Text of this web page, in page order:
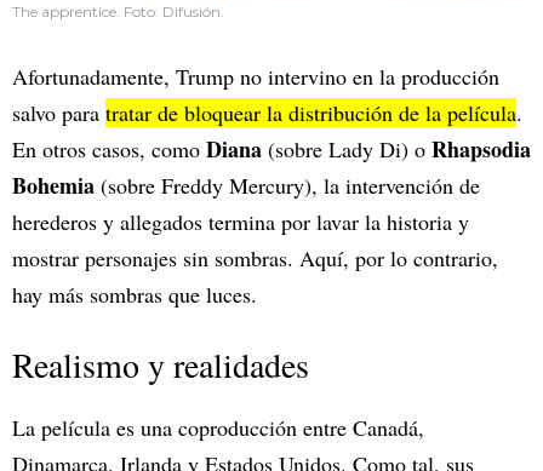
The apprentice. Foto: Difusión.
Afortunadamente, Trump no intervino en la producción
salvo para tratar de bloquear la distribución de la película.
En otros casos, como Diana (sobre Lady Di) o Rhapsodia
Bohemia (sobre Freddy Mercury), la intervención de
herederos y allegados termina por lavar la historia y
mostrar personajes sin sombras. Aquí, por lo contrario,
hay más sombras que luces.
Realismo y realidades
La película es una coproducción entre Canadá,
Dinamarca, Irlanda y Estados Unidos. Como tal, sus